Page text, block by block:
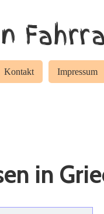
Kontakt Impressum
in